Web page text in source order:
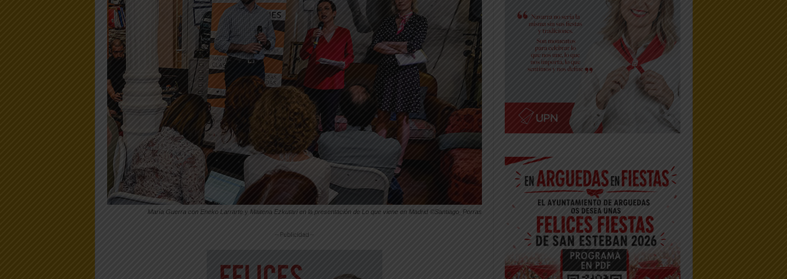
María Guerra con Eneko Larrarte y Maitena Ezkutari en la presentación de Lo que viene en Madrid ©Santiago_Porras
-- Publicidad --